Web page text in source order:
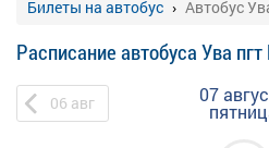
Билеты на автобус Автобус
Расписание автобуса Ува
06 авг 07